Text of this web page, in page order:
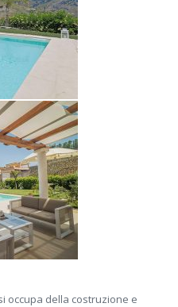
occupa della costruzione e